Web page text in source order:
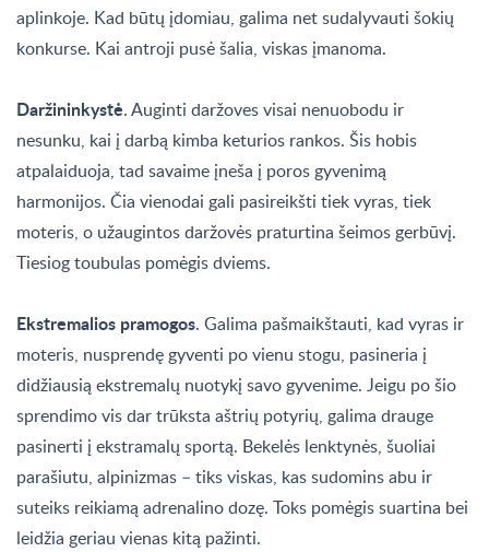
aplinkoje. Kad būtų įdomiau, galima net sudalyvauti šokių
konkurse. Kai antroji pusė šalia, viskas įmanoma.
Daržininkystė. Auginti daržoves visai nenuobodu ir
nesunku, kai į darbą kimba keturios rankos. Šis hobis
atpalaiduoja, tad savaime įneša į poros gyvenimą
harmonijos. Čia vienodai gali pasireikšti tiek vyras, tiek
moteris, o užaugintos daržovės praturtina šeimos gerbūvį.
Tiesiog toubulas pomėgis dviems.
Ekstremalios pramogos. Galima pašmaikštauti, kad vyras ir
moteris, nusprendę gyventi po vienu stogu, pasineria į
didžiausią ekstremalų nuotykį savo gyvenime. Jeigu po šio
sprendimo vis dar trūksta aštrių potyrių, galima drauge
pasinerti į ekstramalų sportą. Bekelės lenktynės, šuoliai
parašiutu, alpinizmas – tiks viskas, kas sudomins abu ir
suteiks reikiamą adrenalino dozę. Toks pomėgis suartina bei
leidžia geriau vienas kitą pažinti.